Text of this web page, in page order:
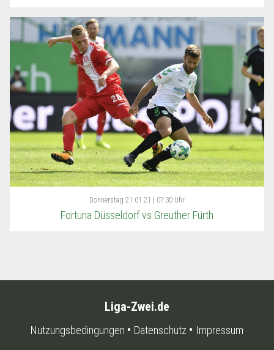
Donnerstag 21.01.21 | 07:30 Uhr
Fortuna Düsseldorf vs Greuther Fürth
Liga-Zwei.de
Nutzungsbedingungen Datenschutz Impressum